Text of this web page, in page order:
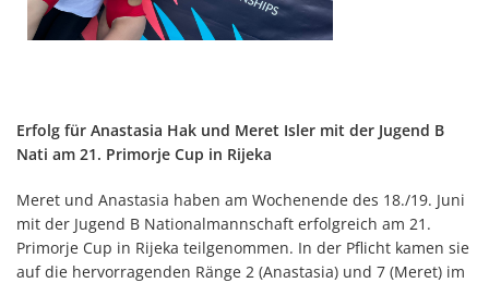
Erfolg für Anastasia Hak und Meret Isler mit der Jugend B
Nati am 21. Primorje Cup in Rijeka
Meret und Anastasia haben am Wochenende des 18./19. Juni
mit der Jugend B Nationalmannschaft erfolgreich am 21.
Primorje Cup in Rijeka teilgenommen. In der Pflicht kamen sie
auf die hervorragenden Ränge 2 (Anastasia) und 7 (Meret) im